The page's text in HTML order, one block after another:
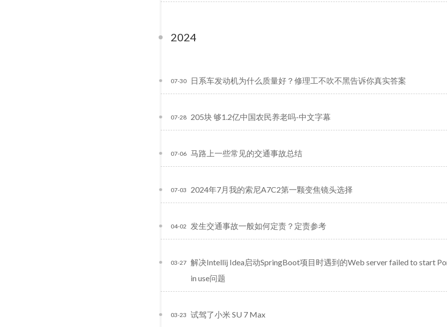
2024
日系车发动机为什么质量好？修理工不吹不黑告诉你真实答案
07-30
205块 够1.2亿中国农民养老吗-中文字幕
07-28
马路上一些常见的交通事故总结
07-06
2024年7月我的索尼A7C2第一颗变焦镜头选择
07-03
发生交通事故一般如何定责？定责参考
04-02
解决Intellij Idea启动SpringBoot项目时遇到的Web server failed to start
in use问题
03-27
试驾了小米 SU 7 Max
03-23